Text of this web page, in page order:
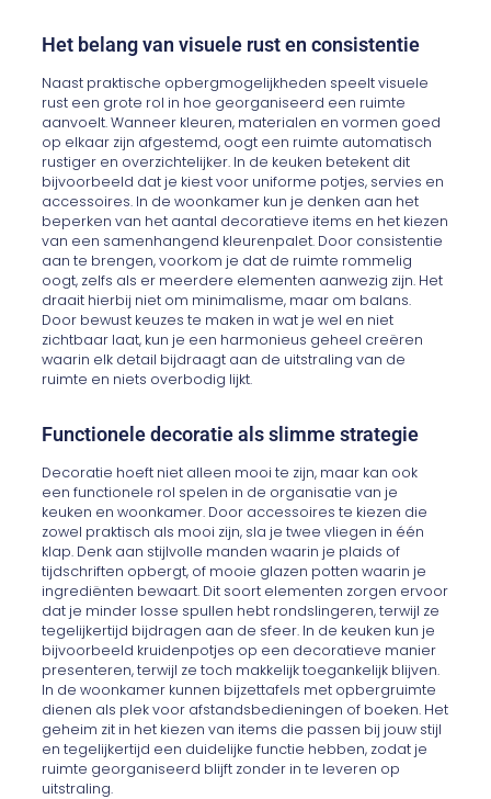
Het belang van visuele rust en consistentie
Naast praktische opbergmogelijkheden speelt visuele
rust een grote rol in hoe georganiseerd een ruimte
aanvoelt. Wanneer kleuren, materialen en vormen goed
op elkaar zijn afgestemd, oogt een ruimte automatisch
rustiger en overzichtelijker. In de keuken betekent dit
bijvoorbeeld dat je kiest voor uniforme potjes, servies en
accessoires. In de woonkamer kun je denken aan het
beperken van het aantal decoratieve items en het kiezen
van een samenhangend kleurenpalet. Door consistentie
aan te brengen, voorkom je dat de ruimte rommelig
oogt, zelfs als er meerdere elementen aanwezig zijn. Het
draait hierbij niet om minimalisme, maar om balans.
Door bewust keuzes te maken in wat je wel en niet
zichtbaar laat, kun je een harmonieus geheel creëren
waarin elk detail bijdraagt aan de uitstraling van de
ruimte en niets overbodig lijkt.
Functionele decoratie als slimme strategie
Decoratie hoeft niet alleen mooi te zijn, maar kan ook
een functionele rol spelen in de organisatie van je
keuken en woonkamer. Door accessoires te kiezen die
zowel praktisch als mooi zijn, sla je twee vliegen in één
klap. Denk aan stijlvolle manden waarin je plaids of
tijdschriften opbergt, of mooie glazen potten waarin je
ingrediënten bewaart. Dit soort elementen zorgen ervoor
dat je minder losse spullen hebt rondslingeren, terwijl ze
tegelijkertijd bijdragen aan de sfeer. In de keuken kun je
bijvoorbeeld kruidenpotjes op een decoratieve manier
presenteren, terwijl ze toch makkelijk toegankelijk blijven.
In de woonkamer kunnen bijzettafels met opbergruimte
dienen als plek voor afstandsbedieningen of boeken. Het
geheim zit in het kiezen van items die passen bij jouw stijl
en tegelijkertijd een duidelijke functie hebben, zodat je
ruimte georganiseerd blijft zonder in te leveren op
uitstraling.